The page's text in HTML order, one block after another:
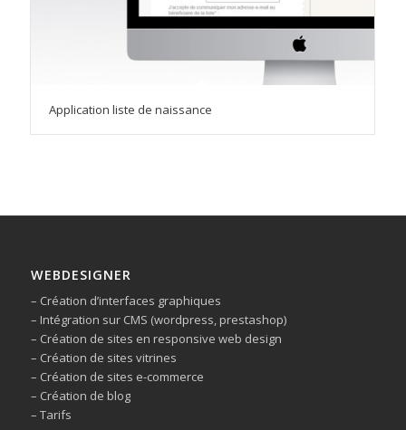
Application liste de naissance
WEBDESIGNER
– Création d’interfaces graphiques
– Intégration sur CMS (wordpress, prestashop)
– Création de sites en responsive web design
– Création de sites vitrines
– Création de sites e-commerce
– Création de blog
– Tarifs